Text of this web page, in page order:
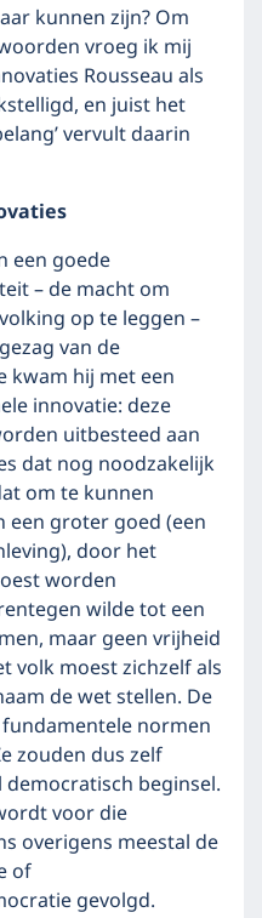
kunnen zijn? Om
vroeg ik mij
Rousseau als
en juist het
vervult daarin
een goede
– de macht om
op te leggen –
van de
kwam hij met een
innovatie: deze
uitbesteed aan
dat nog noodzakelijk
om te kunnen
een groter goed (een
door het
worden
wilde tot een
maar geen vrijheid
volk moest zichzelf als
de wet stellen. De
normen
zouden dus zelf
beginsel.
voor die
overigens meestal de
of
gevolgd.